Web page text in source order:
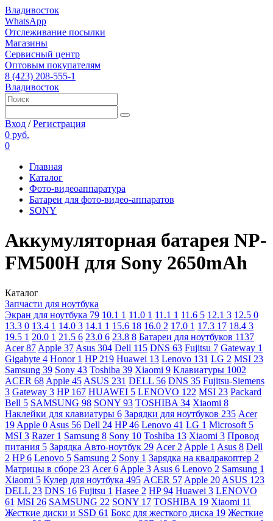
Владивосток
WhatsApp
Отслеживание посылки
Магазины
Сервисный центр
Оптовым покупателям
8 (423) 208-555-1
Владивосток
Вход /Регистрация
0 руб.
0
Главная
Каталог
Фото-видеоаппаратура
Батареи для фото-видео-аппаратов
SONY
Аккумуляторная батарея NP-
FM500H для Sony 2650mAh
Каталог
Запчасти для ноутбука
Экран для ноутбука 79 10.1 1 11.0 1 11.1 1 11.6 5 12.1 3 12.5 0
13.3 0 13.4 1 14.0 3 14.1 1 15.6 18 16.0 2 17.0 1 17.3 17 18.4 3
19.5 1 20.0 1 21.5 6 23.0 6 23.8 8 Батареи для ноутбуков 1137
Acer87 Apple 37 Asus 304 Dell 115 DNS 63 Fujitsu 7 Gateway 1
Gigabyte 4 Honor 1 HP 219 Huawei 13 Lenovo 131 LG 2 MSI 23
Samsung 39 Sony 43 Toshiba 39 Xiaomi 9 Клавиатуры 1002
ACER 68 Apple 45 ASUS 231 DELL 56 DNS 35 Fujitsu-Siemens
3 Gateway 3 HP 167 HUAWEI 5 LENOVO 122 MSI 23 Packard
Bell 5 SAMSUNG 98 SONY 93 TOSHIBA 34 Xiaomi 8
Наклейки для клавиатуры 6 Зарядки для ноутбуков 235 Acer
19 Apple 0 Asus 56 Dell 24 HP46 Lenovo 41 LG 1 Microsoft 5
MSI 3 Razer 1 Samsung 8 Sony 10 Toshiba 13 Xiaomi 3 Провод
питания 5 Зарядка Авто-ноутбук 29 Acer 2 Apple 1 Asus 8 Dell
2 HP6 Lenovo 5 Samsung 2 Sony 1 Зарядка на квадракоптер 2
Матрицы в сборе 23 Acer6 Apple 3 Asus 6 Lenovo 2 Samsung 1
Xiaomi 5 Кулер для ноутбука 495 ACER 57 Apple 20 ASUS 123
DELL 23 DNS 16 Fujitsu 1 Hasee 2 HP94 Huawei 3 LENOVO
61 MSI 26 SAMSUNG 22 SONY 17 TOSHIBA 19 Xiaomi 11
Жесткие диски и SSD 61 Бокс для жесткого диска 19 Жесткие